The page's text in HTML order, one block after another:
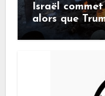
Israël
alors que